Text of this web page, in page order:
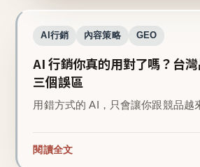
AI行銷 內容策略 GEO
AI 行銷你真的用對了嗎？台
三個誤區
用錯方式的 AI，只會讓你跟競品越
閱讀全文